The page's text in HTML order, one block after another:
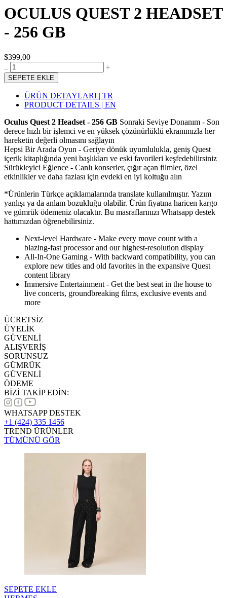
OCULUS QUEST 2 HEADSET
- 256 GB
$399,00
SEPETE EKLE
ÜRÜN DETAYLARI | TR
PRODUCT DETAILS | EN
Oculus Quest 2 Headset - 256 GB Sonraki Seviye Donanım - Son
derece hızlı bir işlemci ve en yüksek çözünürlüklü ekranımızla her
hareketin değerli olmasını sağlayın
Hepsi Bir Arada Oyun - Geriye dönük uyumlulukla, geniş Quest
içerik kitaplığında yeni başlıkları ve eski favorileri keşfedebilirsiniz
Sürükleyici Eğlence - Canlı konserler, çığır açan filmler, özel
etkinlikler ve daha fazlası için evdeki en iyi koltuğu alın
*Ürünlerin Türkçe açıklamalarında translate kullanılmıştır. Yazım
yanlışı ya da anlam bozukluğu olabilir. Ürün fiyatına haricen kargo
ve gümrük ödemeniz olacaktır. Bu masraflarınızı Whatsapp destek
hattımızdan öğrenebilirsiniz.
Next-level Hardware - Make every move count with a
blazing-fast processor and our highest-resolution display
All-In-One Gaming - With backward compatibility, you can
explore new titles and old favorites in the expansive Quest
content library
Immersive Entertainment - Get the best seat in the house to
live concerts, groundbreaking films, exclusive events and
more
ÜCRETSİZ
ÜYELİK
GÜVENLİ
ALIŞVERİŞ
SORUNSUZ
GÜMRÜK
GÜVENLİ
ÖDEME
BİZİ TAKİP EDİN:
WHATSAPP DESTEK
+1 (424) 335 1456
TREND ÜRÜNLER
TÜMÜNÜ GÖR
SEPETE EKLE